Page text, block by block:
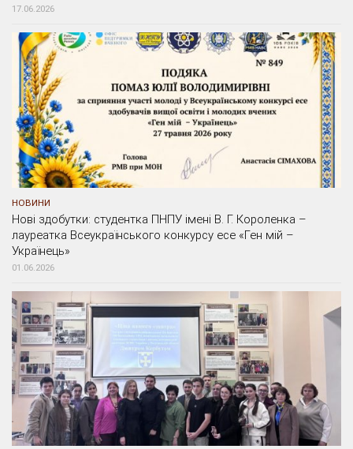
17.06.2026
НОВИНИ
Нові здобутки: студентка ПНПУ імені В. Г. Короленка –
лауреатка Всеукраїнського конкурсу есе «Ген мій –
Українець»
01.06.2026